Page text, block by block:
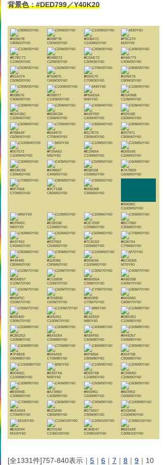
背景色：#DED799／Y40K20
#00967B
C80M20Y60
#008F7B
C90M20Y60
#008A7C
C100M20Y60
#F9C270
M30Y60
#E7BC71
C10M30Y60
#D4B572
C20M30Y60
#C0AE72
C30M30Y60
#A9A773
C40M30Y60
#91A074
C50M30Y60
#759875
C60M30Y60
#559175
C70M30Y60
#1F8A76
C80M30Y60
#008576
C90M30Y60
#008077
C100M30Y60
#F6AE6A
M40Y60
#E5A96B
C10M40Y60
#D2A36C
C20M40Y60
#BD8C66
C30M40Y60
#A9976D
C40M40Y60
#92916E
C50M40Y60
#788A6F
C60M40Y60
#5A8470
C70M40Y60
#317E70
C80M40Y60
#007971
C90M40Y60
#007572
C100M40Y60
#F29A63
M50Y60
#E29564
C10M50Y60
#D09165
C20M50Y60
#BD8C66
C30M50Y60
#A98667
C40M50Y60
#938168
C50M50Y60
#7A7B69
C60M50Y60
#5F766A
C70M50Y60
#3C716B
C80M50Y60
#006D6B
C90M50Y60
#00696C
C100M50Y60
#EF845C
M60Y60
#E0815E
C10M60Y60
#CE7D5F
C20M60Y60
#BC7960
C30M60Y60
#A97461
C40M60Y60
#937062
C50M60Y60
#7C6C63
C60M60Y60
#636764
C70M60Y60
#446465
C80M60Y60
#116066
C90M60Y60
#005E66
C100M60Y60
#EC6D56
M70Y60
#DD6B57
C10M70Y60
#CC6858
C20M70Y60
#BB655A
C30M70Y60
#A8625B
C40M70Y60
#945F5C
C50M70Y60
#7E5B5D
C60M70Y60
#66595E
C70M70Y60
#4A5660
C80M70Y60
#255460
C90M70Y60
#005261
C100M70Y60
#EA5550
M80Y60
#DB5351
C10M80Y60
#CB5252
C20M80Y60
#BA5054
C30M80Y60
#A84F55
C40M80Y60
#944D57
C50M80Y60
#7F4B58
C60M80Y60
#694A59
C70M80Y60
#4F485A
C80M80Y60
#30475B
C90M80Y60
#00465C
C100M80Y60
#E8374A
M90Y60
#D9374B
C10M90Y60
#C9384D
C20M90Y60
#B9394E
C30M90Y60
#A73950
C40M90Y60
#943951
C50M90Y60
#803953
C60M90Y60
#6A3A54
C70M90Y60
#523A56
C80M90Y60
#373A57
C90M90Y60
#103A58
C100M90Y60
#E60044
M100Y60
#D70146
C10M100Y60
#C80E47
C20M100Y60
#B81649
C30M100Y60
[全1331件]757-840表示｜ 5 ｜ 6 ｜ 7 ｜ 8 ｜ 9 ｜10